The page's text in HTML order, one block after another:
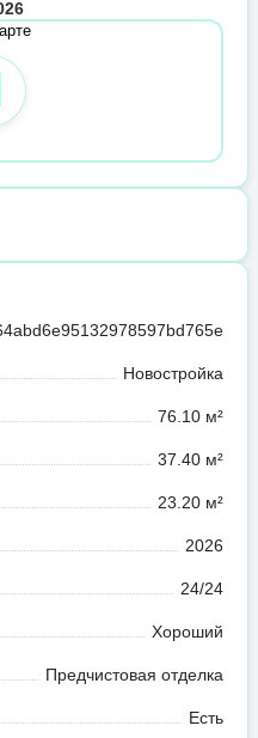
Новостройка
76.10 м²
37.40 м²
23.20 м²
2026
24/24
Хороший
Предчистовая отделка
Есть